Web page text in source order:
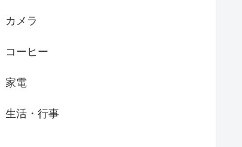
カメラ
コーヒー
家電
生活・行事